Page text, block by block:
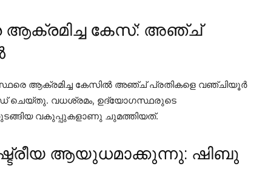
കേസ്: അഞ്ച്
ആക്രമിച്ച കേസില്‍ അഞ്ച് പ്രതികളെ വഞ്ചിയൂര്‍
ചെയ്തു. വധശ്രമം, ഉദ്യോഗസ്ഥരുടെ
വകുപ്പുകളാണു ചുമത്തിയത്.
ആയുധമാക്കുന്നു: ഷിബു